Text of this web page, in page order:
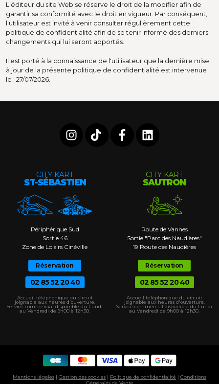
L'éditeur du site Web se réserve le droit de la modifier afin de
garantir sa conformité avec le droit en vigueur. Par conséquent,
l'utilisateur est invité à venir consulter régulièrement cette
politique de confidentialité afin de se tenir informé des derniers
changements qui lui seront apportés.
Il est porté à la connaissance de l'utilisateur que la dernière mise
à jour de la présente politique de confidentialité est intervenue
le : 27/07/2026.
CITY KART
ST-SÉBASTIEN
Périphérique Sud
Sortie 46
Zone de Loisirs Cinéville
Réservation
02 85 52 20 40
Accueil téléphonique du circuit
joignable aux heures d'ouverture.
Service commercial disponible du Lundi
au Vendredi de 9h00 à 12h30.
CITY KART
SAUTRON
Route de Vannes
Sortie "Parc des Naudières"
19 Route des Naudières
Réservation
02 85 52 20 40
Accueil téléphonique du circuit
joignable aux heures d'ouverture.
Service commercial disponible du Lundi
au Vendredi de 9h00 à 12h30.
Mentions légales | Gestion des cookies | Politique de confidentialité | Conditions